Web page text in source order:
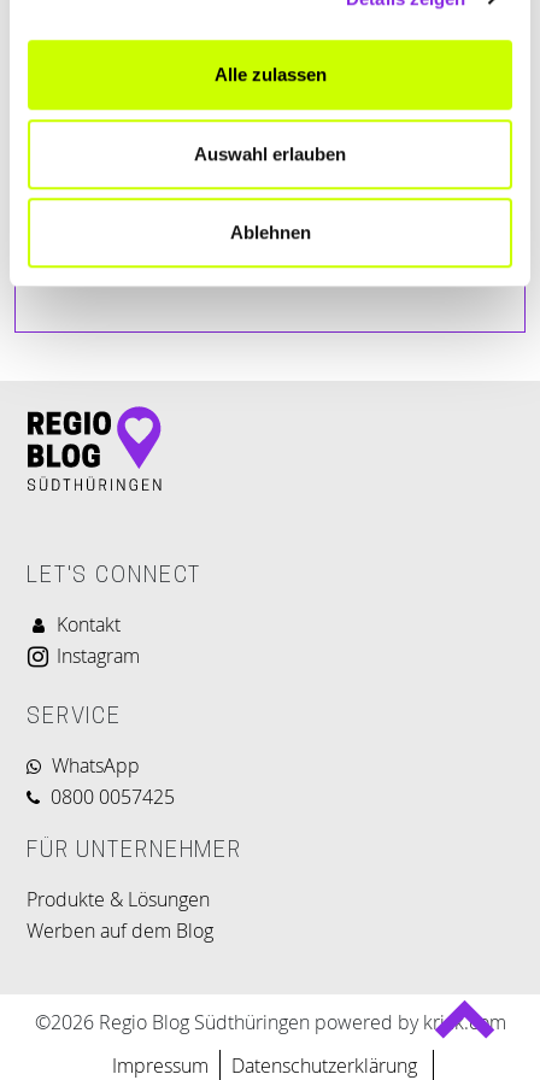
Alle zulassen
Auswahl erlauben
Ablehnen
LET'S CONNECT
Kontakt
Instagram
SERVICE
WhatsApp
0800 0057425
FÜR UNTERNEHMER
Produkte & Lösungen
Werben auf dem Blog
©2026 Regio Blog Südthüringen powered by krick.com
Impressum
Datenschutzerklärung